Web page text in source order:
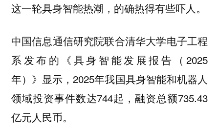
这一轮具身智能热潮，的确热得有些吓人。
中国信息通信研究院联合清华大学电子工程
系发布的《具身智能发展报告（2025
年）》显示，2025年我国具身智能和机器人
领域投资事件数达744起，融资总额735.43
亿元人民币。